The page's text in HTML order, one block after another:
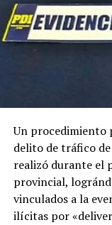
Un procedimiento
delito de tráfico de
realizó durante el
provincial,
vinculados a la
ilícitas por